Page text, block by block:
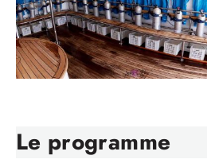
Le programme